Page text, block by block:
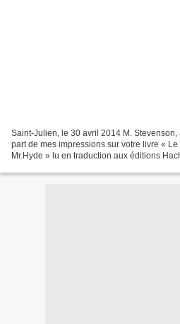
Saint-Julien, le 30 avril 2014 M.
part de mes impressions sur votre livre «
Mr.Hyde » lu en traduction aux éditions